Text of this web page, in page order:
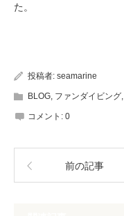
た。
投稿者: seamarine
BLOG, ファンダイビング,
コメント: 0
前の記事